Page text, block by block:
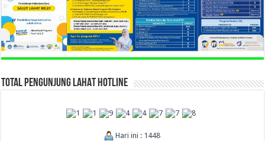
TOTAL PENGUNJUNG LAHAT HOTLINE
Hari ini : 1448